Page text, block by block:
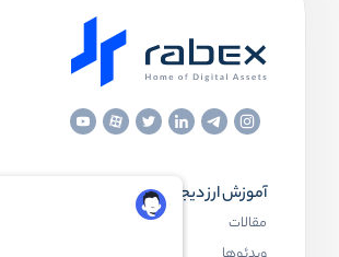
آموزش ارز دیجیتال
مقالات